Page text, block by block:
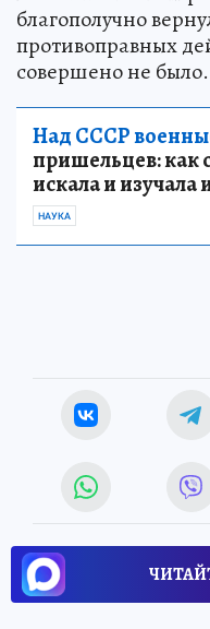
благополучно
противоправных
совершено не было.
Над СССР
пришельцев: как
искала и
НАУКА